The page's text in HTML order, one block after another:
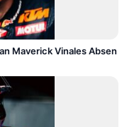
Maverick Vinales Absen